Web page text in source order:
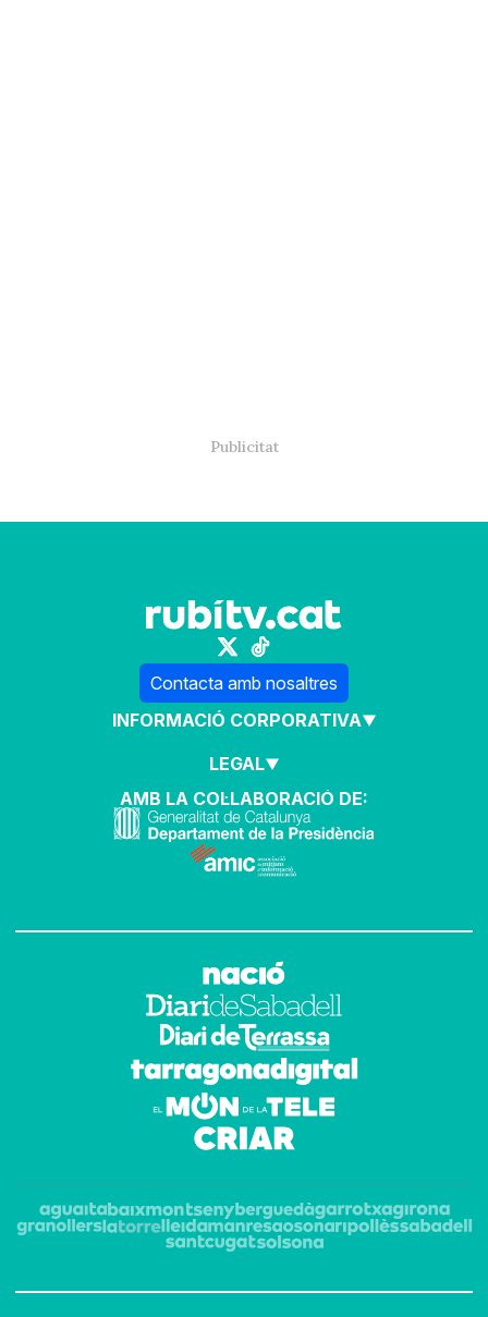
Contacta amb nosaltres
INFORMACIÓ CORPORATIVA
LEGAL
AMB LA COL·LABORACIÓ DE: